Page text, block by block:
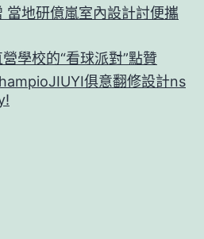
當地研億嵐室內設計討便攜
學校的“看球派對”點贊
俱意翻修設計ns